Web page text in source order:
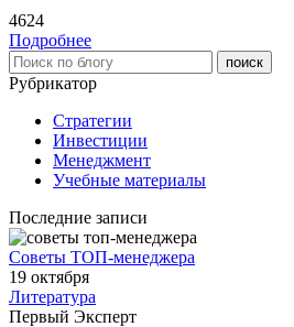
4624
Подробнее
Рубрикатор
Стратегии
Инвестиции
Менеджмент
Учебные материалы
Последние записи
Советы ТОП-менеджера
19 октября
Литература
Первый Эксперт